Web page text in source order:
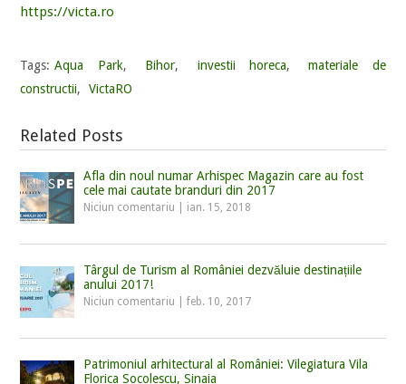
https://victa.ro
Tags: Aqua Park, Bihor, investii horeca,
materiale de
constructii, VictaRO
Related Posts
Afla din noul numar Arhispec Magazin care au fost
cele mai cautate branduri din 2017
Niciun comentariu ian. 15, 2018
Târgul de Turism al României dezvăluie destinațiile
anului 2017!
Niciun comentariu |feb. 10, 2017
Patrimoniul arhitectural al României: Vilegiatura Vila
Florica Socolescu, Sinaia